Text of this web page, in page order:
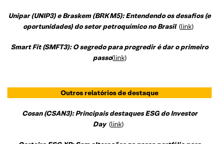
Unipar (UNIP3) e Braskem (BRKM5): Entendendo os desafios (e
oportunidades) do setor petroquímico no Brasil (link)
Smart Fit (SMFT3): O segredo para progredir é dar o primeiro
passo(link)
Outros relatórios de destaque
Cosan (CSAN3): Principais destaques ESG do Investor
Day (link)